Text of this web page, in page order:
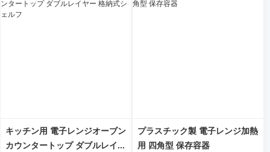
キッチン用 電子レンジオーブン
カウンタートップ ダブルレイヤ
プラスチック製 電子レンジ加熱
用 四角型 保存容器